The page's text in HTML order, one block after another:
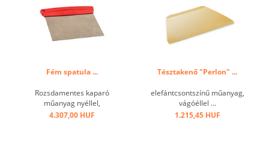
Fém spatula ...
Rozsdamentes kaparó
műanyag nyéllel,
csokoládéval való
4.307,00 HUF
Tésztakenő "Perlon" ...
elefántcsontszínű műanyag,
vágóéllel ...
1.215,45 HUF